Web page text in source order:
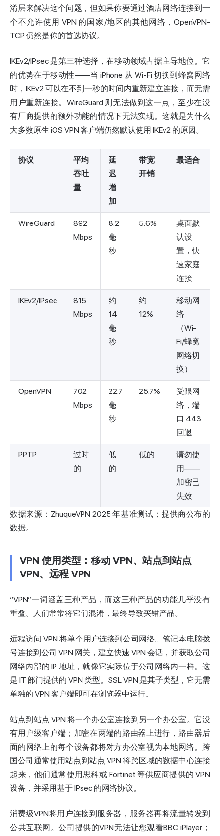
淆层来解决这个问题，但如果你要通过酒店网络连接到一
个不允许使用 VPN 的国家/地区的其他网络，OpenVPN-
TCP 仍然是你的首选协议。
IKEv2/IPsec 是第三种选择，在移动领域占据主导地位。它
的优势在于移动性——当 iPhone 从 Wi-Fi 切换到蜂窝网络
时，IKEv2 可以在不到一秒的时间内重新建立连接，而无需
用户重新连接。WireGuard 则无法做到这一点，至少在没
有厂商提供的额外功能的情况下无法实现。这就是为什么
大多数原生 iOS VPN 客户端仍然默认使用 IKEv2 的原因。
协议
平均
吞吐
量
延
迟
增
加
带宽
开销
最适合
WireGuard
892
Mbps
8.2
毫
秒
5.6%
桌面默
认设
置，快
速家庭
连接
IKEv2/IPsec
815
Mbps
约
14
毫
秒
约
12%
移动网
络
（Wi-
Fi/蜂窝
网络切
换）
OpenVPN
702
Mbps
22.7
毫
秒
25.7%
受限网
络，端
口 443
回退
PPTP
过时
的
低
的
低的
请勿使
用——
加密已
失效
数据来源：ZhuqueVPN 2025 年基准测试；提供商公布的
数据。
VPN 使用类型：移动 VPN、站点到站点
VPN、远程 VPN
“VPN”一词涵盖三种产品，而这三种产品的功能几乎没有
重叠。人们常常将它们混淆，最终导致买错产品。
远程访问 VPN 将单个用户连接到公司网络。笔记本电脑拨
号连接到公司 VPN 网关，建立快速 VPN 会话，并获取公司
网络内部的 IP 地址，就像它实际位于公司网络内一样。这
是 IT 部门提供的 VPN 类型。SSL VPN 是其子类型，它无需
单独的 VPN 客户端即可在浏览器中运行。
站点到站点 VPN 将一个办公室连接到另一个办公室。它没
有用户级客户端；加密在两端的路由器上进行，路由器后
面的网络上的每个设备都将对方办公室视为本地网络。跨
国公司通常使用站点到站点 VPN 将跨区域的数据中心连接
起来，他们通常使用思科或 Fortinet 等供应商提供的 VPN
设备，并采用基于 IPsec 的网络协议。
消费级VPN将用户连接到服务器，服务器再将流量转发到
公共互联网。公司提供的VPN无法让您观看BBC iPlayer；